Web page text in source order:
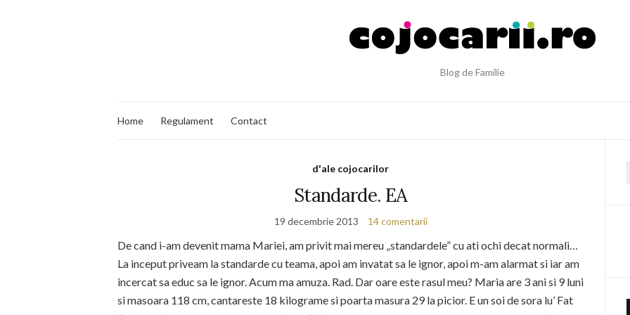
Blog de Familie
Home Regulament Contact
d'ale cojocarilor
Standarde. EA
19 decembrie 2013 14 comentarii
De cand i-am devenit mama Mariei, am privit mai mereu „standardele” cu ati ochi decat normali…
La inceput priveam la standarde cu teama, apoi am invatat sa le ignor, apoi m-am alarmat si iar am
incercat sa educ sa le ignor. Acum ma amuza. Rad. Dar oare este rasul meu? Maria are 3 ani si 9 luni
si masoara 118 cm, cantareste 18 kilograme si poarta masura 29 la picior. E un soi de sora lu’ Fat